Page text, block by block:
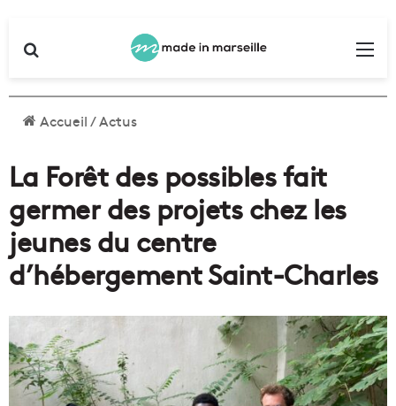
Accueil/Actus
La Forêt des possibles fait
germer des projets chez les
jeunes du centre
d’hébergement Saint-Charles